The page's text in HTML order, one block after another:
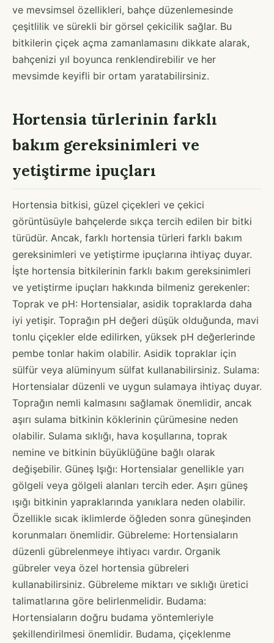
ve mevsimsel özellikleri, bahçe düzenlemesinde
çeşitlilik ve sürekli bir görsel çekicilik sağlar. Bu
bitkilerin çiçek açma zamanlamasını dikkate alarak,
bahçenizi yıl boyunca renklendirebilir ve her
mevsimde keyifli bir ortam yaratabilirsiniz.
Hortensia türlerinin farklı
bakım gereksinimleri ve
yetiştirme ipuçları
Hortensia bitkisi, güzel çiçekleri ve çekici
görüntüsüyle bahçelerde sıkça tercih edilen bir bitki
türüdür. Ancak, farklı hortensia türleri farklı bakım
gereksinimleri ve yetiştirme ipuçlarına ihtiyaç duyar.
İşte hortensia bitkilerinin farklı bakım gereksinimleri
ve yetiştirme ipuçları hakkında bilmeniz gerekenler:
Toprak ve pH: Hortensialar, asidik topraklarda daha
iyi yetişir. Toprağın pH değeri düşük olduğunda, mavi
tonlu çiçekler elde edilirken, yüksek pH değerlerinde
pembe tonlar hakim olabilir. Asidik topraklar için
sülfür veya alüminyum sülfat kullanabilirsiniz. Sulama:
Hortensialar düzenli ve uygun sulamaya ihtiyaç duyar.
Toprağın nemli kalmasını sağlamak önemlidir, ancak
aşırı sulama bitkinin köklerinin çürümesine neden
olabilir. Sulama sıklığı, hava koşullarına, toprak
nemine ve bitkinin büyüklüğüne bağlı olarak
değişebilir. Güneş Işığı: Hortensialar genellikle yarı
gölgeli veya gölgeli alanları tercih eder. Aşırı güneş
ışığı bitkinin yapraklarında yanıklara neden olabilir.
Özellikle sıcak iklimlerde öğleden sonra güneşinden
korunmaları önemlidir. Gübreleme: Hortensiaların
düzenli gübrelenmeye ihtiyacı vardır. Organik
gübreler veya özel hortensia gübreleri
kullanabilirsiniz. Gübreleme miktarı ve sıklığı üretici
talimatlarına göre belirlenmelidir. Budama:
Hortensiaların doğru budama yöntemleriyle
şekillendirilmesi önemlidir. Budama, çiçeklenme